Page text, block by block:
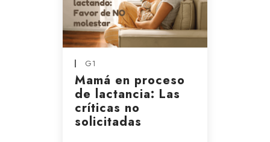
G1
Mamá en proceso
de lactancia: Las
críticas no
solicitadas